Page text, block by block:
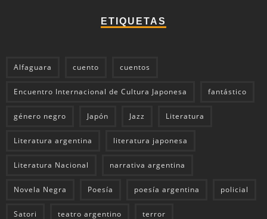
ETIQUETAS
Alfaguara cuento cuentos
Encuentro Internacional de Cultura Japonesa fantástico
género negro Japón Jazz Literatura
Literatura argentina literatura japonesa
Literatura Nacional narrativa argentina
Novela Negra Poesía poesía argentina policial
Satori teatro argentino terror